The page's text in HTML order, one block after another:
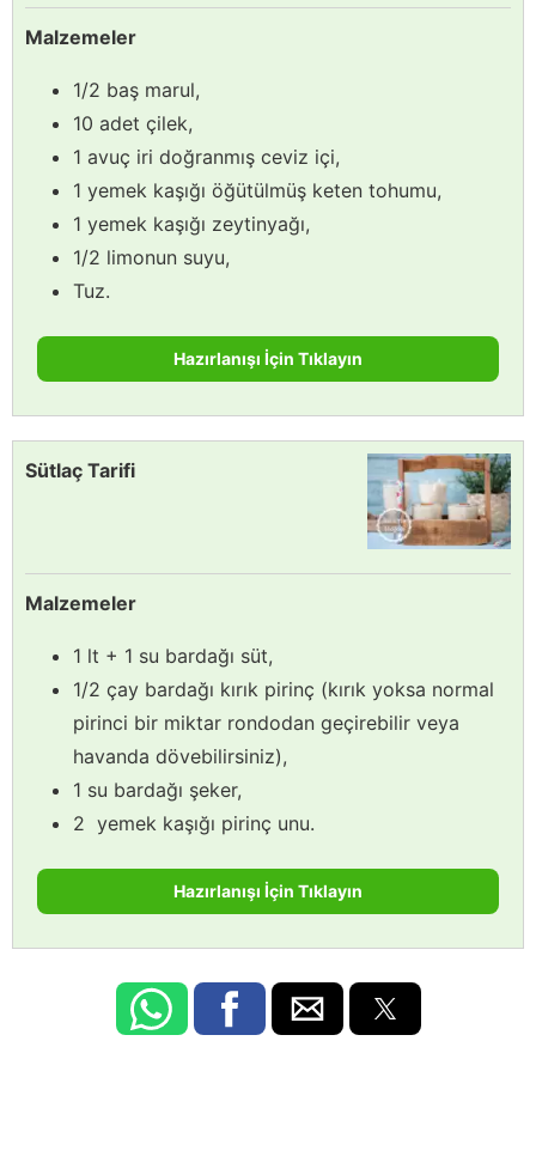
Malzemeler
1/2 baş marul,
10 adet çilek,
1 avuç iri doğranmış ceviz içi,
1 yemek kaşığı öğütülmüş keten tohumu,
1 yemek kaşığı zeytinyağı,
1/2 limonun suyu,
Tuz.
Hazırlanışı İçin Tıklayın
Sütlaç Tarifi
Malzemeler
1 lt + 1 su bardağı süt,
1/2 çay bardağı kırık pirinç (kırık yoksa normal
pirinci bir miktar rondodan geçirebilir veya
havanda dövebilirsiniz),
1 su bardağı şeker,
2 yemek kaşığı pirinç unu.
Hazırlanışı İçin Tıklayın